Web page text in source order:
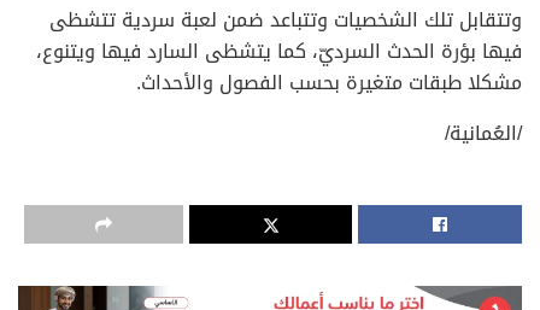
وتتقابل تلك الشخصيات وتتباعد ضمن لعبة سردية تتشظى
فيها بؤرة الحدث السرديّ، كما يتشظى السارد فيها ويتنوع،
مشكلا طبقات متغيرة بحسب الفصول والأحداث.
/العُمانية/